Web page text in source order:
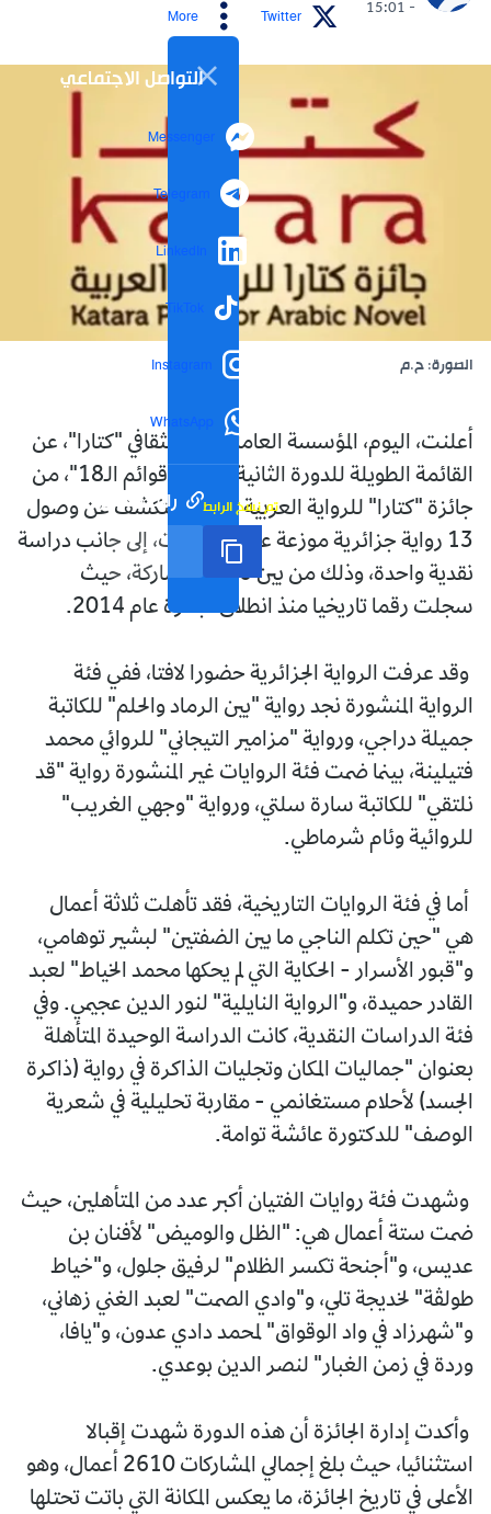
- 15:01
Twitter
More
التواصل الاجتماعي
Messenger
Telegram
LinkedIn
TikTok
Instagram
WhatsApp
رابط مختصر تم نسخ الرابط
الصورة: ح.م
أعلنت، اليوم، المؤسسة العامة للحي الثقافي "كتارا"، عن
القائمة الطويلة للدورة الثانية عشرة "قوائم الـ18"، من
جائزة "كتارا" للرواية العربية 2026، لتكشف عن وصول
13 رواية جزائرية موزعة على أربع فئات، إلى جانب دراسة
نقدية واحدة، وذلك من بين 2610 مشاركة، حيث
سجلت رقما تاريخيا منذ انطلاق الجائزة عام 2014.
وقد عرفت الرواية الجزائرية حضورا لافتا، ففي فئة
الرواية المنشورة نجد رواية "بين الرماد والحلم" للكاتبة
جميلة دراجي، ورواية "مزامير التيجاني" للروائي محمد
فتيلينة، بينما ضمت فئة الروايات غير المنشورة رواية "قد
نلتقي" للكاتبة سارة سلتي، ورواية "وجهي الغريب"
للروائية وئام شرماطي.
أما في فئة الروايات التاريخية، فقد تأهلت ثلاثة أعمال
هي "حين تكلم الناجي ما بين الضفتين" لبشير توهامي،
و"قبور الأسرار - الحكاية التي لم يحكها محمد الخياط" لعبد
القادر حميدة، و"الرواية النايلية" لنور الدين عجيمي. وفي
فئة الدراسات النقدية، كانت الدراسة الوحيدة المتأهلة
بعنوان "جماليات المكان وتجليات الذاكرة في رواية (ذاكرة
الجسد) لأحلام مستغانمي - مقاربة تحليلية في شعرية
الوصف" للدكتورة عائشة توامة.
وشهدت فئة روايات الفتيان أكبر عدد من المتأهلين، حيث
ضمت ستة أعمال هي: "الظل والوميض" لأفنان بن
عديس، و"أجنحة تكسر الظلام" لرفيق جلول، و"خياط
طولڤة" لخديجة تلي، و"وادي الصمت" لعبد الغني زهاني،
و"شهرزاد في واد الوقواق" لمحمد دادي عدون، و"يافا،
وردة في زمن الغبار" لنصر الدين بوعدي.
وأكدت إدارة الجائزة أن هذه الدورة شهدت إقبالا
استثنائيا، حيث بلغ إجمالي المشاركات 2610 أعمال، وهو
الأعلى في تاريخ الجائزة، ما يعكس المكانة التي باتت تحتلها